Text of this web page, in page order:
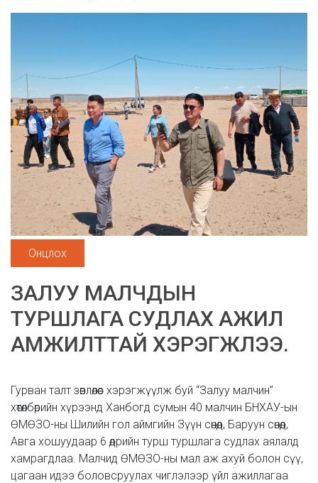
Онцлох
ЗАЛУУ МАЛЧДЫН
ТУРШЛАГА СУДЛАХ АЖИЛ
АМЖИЛТТАЙ ХЭРЭГЖЛЭЭ.
Гурван талт зөвлөлөөс хэрэгжүүлж буй “Залуу малчин”
хөтөлбөрийн хүрээнд Ханбогд сумын 40 малчин БНХАУ-ын
ӨМӨЗО-ны Шилийн гол аймгийн Зүүн сөнөд, Баруун сөнөд,
Авга хошуудаар 6 өдрийн турш туршлага судлах аялалд
хамрагдлаа. Малчид ӨМӨЗО-ны мал аж ахуй болон сүү,
цагаан идээ боловсруулах чиглэлээр үйл ажиллагаа